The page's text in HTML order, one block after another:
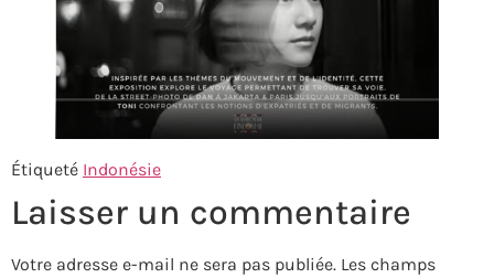
Étiqueté Indonésie
Laisser un commentaire
Votre adresse e-mail ne sera pas publiée. Les champs